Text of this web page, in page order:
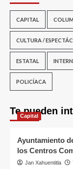
CAPITAL
CULTURA /
ESTATAL
POLICÍACA
Te pueden
Capital
Ayuntamiento
los Centros
Jan Xahuentitla